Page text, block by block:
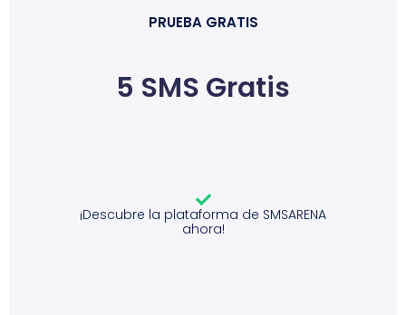
PRUEBA GRATIS
5 SMS Gratis
¡Descubre la plataforma de SMSARENA
ahora!